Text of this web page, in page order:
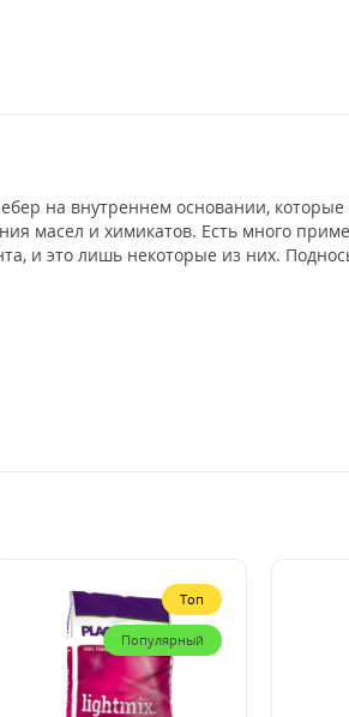
на внутреннем основании,
масел и химикатов. Есть много
и это лишь некоторые из них.
Топ
Популярный